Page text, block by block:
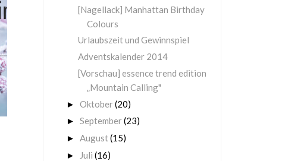
[Nagellack] Manhattan Birthday
Colours
Urlaubszeit und Gewinnspiel
Adventskalender 2014
[Vorschau] essence trend edition
„Mountain Calling"
► Oktober(20)
► September(23)
► August(15)
► Juli (16)